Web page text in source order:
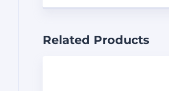
Related Products